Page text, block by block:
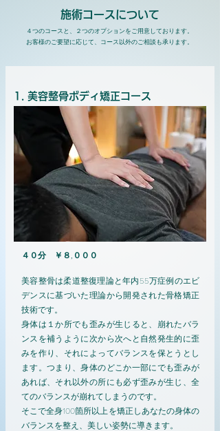
施術コースについて
４つのコースと、２つのオプションをご用意しております。
お客様のご要望に応じて ​、コース以外のご相談も承ります。
1. 美容整骨ボディ矯正コース
４０分 ￥８,０００
美容整骨は柔道整復理論と年内55万症例のエビ
デンスに基づいた理論から開発された骨格矯正
技術です。
身体は１か所でも歪みが生じると、崩れたバラ
ンスを補うように次から次へと自然発生的に歪
みを作り、それによってバランスを保とうとし
ます。つまり、身体のどこか一部にでも歪みが
あれば、それ以外の所にも必ず歪みが生じ、全
てのバランスが崩れてしまうのです。
そこで全身100箇所以上を矯正しあなたの身体の
バランスを整え、美しい姿勢に導きます。